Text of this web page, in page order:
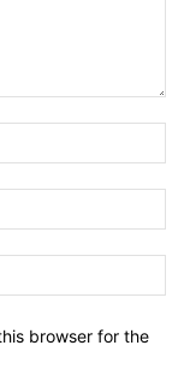
browser for the